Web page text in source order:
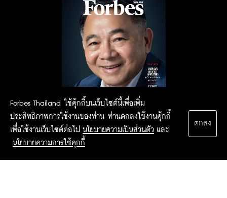
Forbes Thailand ใช้คุ้กกี้บนเว็บไซต์นี้เพื่อเพิ่ม
ประสิทธิภาพการใช้งานของท่าน ท่านตกลงใช้งานคุ้กกี้
เพื่อใช้งานเว็บไซต์ต่อไป นโยบายความเป็นส่วนตัว และ
นโยบายความการใช้คุกกี้
ตกลง
2015 Forbesthailand.com ALL RIGHTS RESERVED